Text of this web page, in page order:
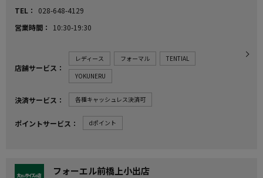
TEL
028-648-4129
営業時間
10:30-19:30
店舗サービス
レディース フォーマル
TENTIAL
YOKUNERU
決済サービス 各種キャッシュレス決済可
ポイントサービス dポイント
フォーエル前橋上小出店